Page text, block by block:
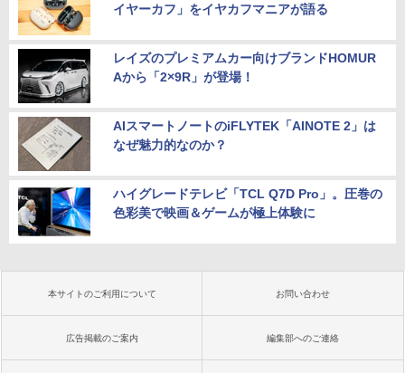
イヤーカフ」をイヤカフマニアが語る
レイズのプレミアムカー向けブランドHOMUR
Aから「2×9R」が登場！
AIスマートノートのiFLYTEK「AINOTE 2」は
なぜ魅力的なのか？
ハイグレードテレビ「TCL Q7D Pro」。圧巻の
色彩美で映画＆ゲームが極上体験に
本サイトのご利用について お問い合わせ
広告掲載のご案内 編集部へのご連絡